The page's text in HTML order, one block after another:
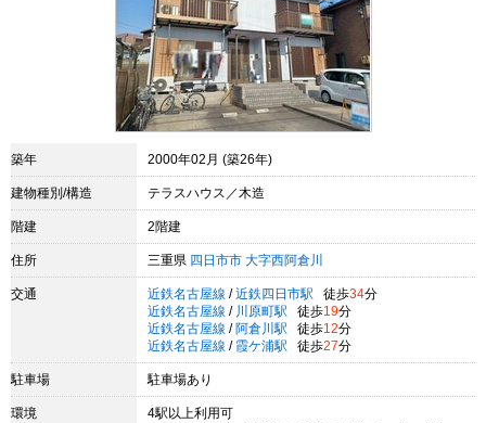
築年 2000年02月 (築26年)
建物種別/構造 テラスハウス／木造
階建 2階建
住所 三重県 四日市市 大字西阿倉川
交通 近鉄名古屋線 / 近鉄四日市駅 徒歩34分
近鉄名古屋線 / 川原町駅 徒歩19分
近鉄名古屋線 / 阿倉川駅 徒歩12分
近鉄名古屋線 / 霞ケ浦駅 徒歩27分
駐車場 駐車場あり
環境
4駅以上利用可